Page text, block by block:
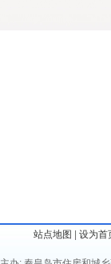
站点地图 设为首